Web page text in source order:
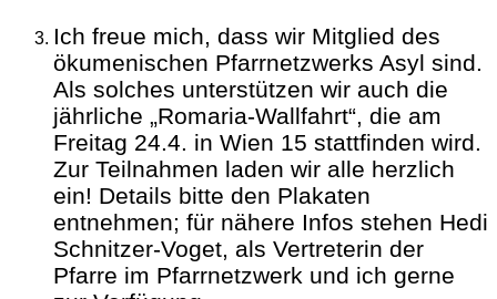
Ich freue mich, dass wir Mitglied des
ökumenischen Pfarrnetzwerks Asyl sind.
Als solches unterstützen wir auch die
jährliche „Romaria-Wallfahrt“, die am
Freitag 24.4. in Wien 15 stattfinden wird.
Zur Teilnahmen laden wir alle herzlich
ein! Details bitte den Plakaten
entnehmen; für nähere Infos stehen Hedi
Schnitzer-Voget, als Vertreterin der
Pfarre im Pfarrnetzwerk und ich gerne